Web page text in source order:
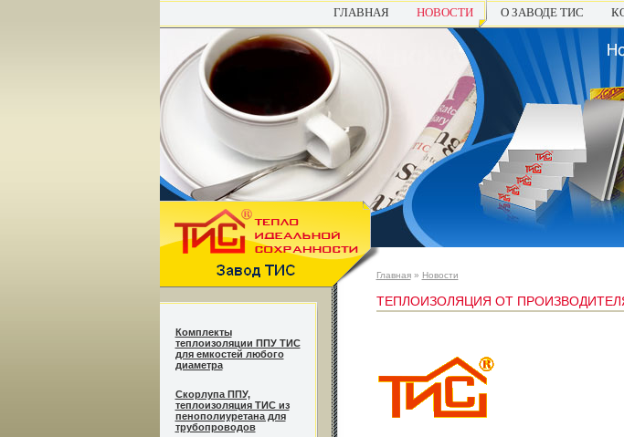
ГЛАВНАЯ НОВОСТИ О ЗАВОДЕ ТИС
Комплекты
теплоизоляции ППУ ТИС
для емкостей любого
диаметра
Cкорлупа ППУ,
теплоизоляция ТИС из
пенополиуретана для
трубопроводов
Главная» Новости
ТЕПЛОИЗОЛЯЦИЯ ОТ